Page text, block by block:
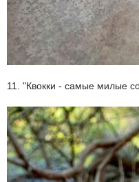
11. "Квокки - самые милые